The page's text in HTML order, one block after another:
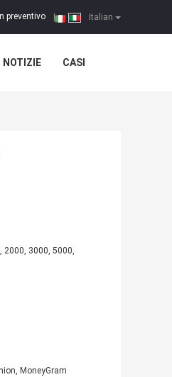
Italian
preventivo |
NOTIZIE CASI
2000, 3000, 5000,
MoneyGram